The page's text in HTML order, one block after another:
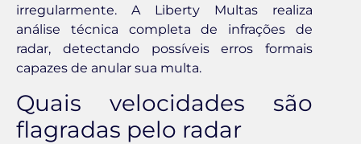
irregularmente. A Liberty Multas realiza
análise técnica completa de infrações de
radar, detectando possíveis erros formais
capazes de anular sua multa.
Quais velocidades são
flagradas pelo radar